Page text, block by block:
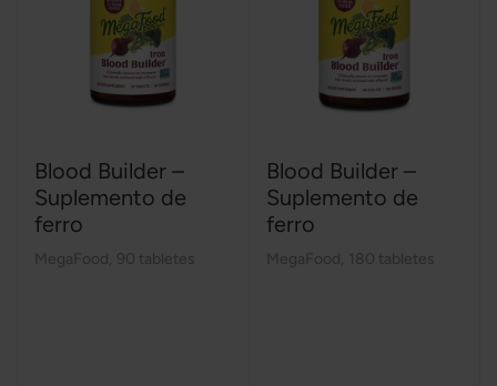
Blood Builder –
Suplemento de
ferro
MegaFood 90 tabletes
Blood Builder –
Suplemento de
ferro
MegaFood 180 tabletes